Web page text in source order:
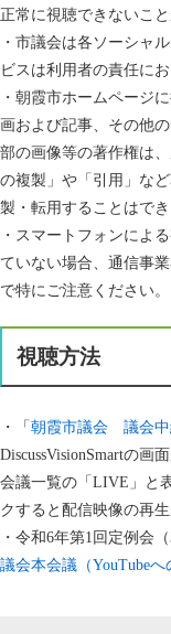
正常に視聴できないこと
・市議会は各ソーシャ
ビスは利用者の責任に
・朝霞市ホームページ
画および記事、その他
部の画像等の著作権は
の複製」や「引用」な
製・転用することはでき
・スマートフォンによ
ていない場合、通信事
で特にご注意ください。
視聴方法
・「 朝霞市議会 議会中
DiscussVisionSmartの画
会議一覧の「LIVE」と
クすると配信映像の再
・令和6年第1回定例会
議会本会議（YouTubeへ